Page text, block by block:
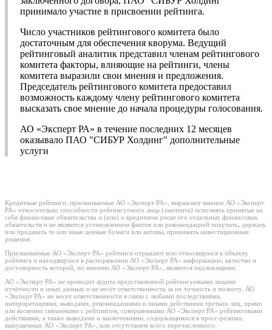
принимало участие в присвоении рейтинга.
Число участников рейтингового комитета было
достаточным для обеспечения кворума. Ведущий
рейтинговый аналитик представил членам рейтингового
комитета факторы, влияющие на рейтинги, члены
комитета выразили свои мнения и предложения.
Председатель рейтингового комитета предоставил
возможность каждому члену рейтингового комитета
высказать свое мнение до начала процедуры голосования.
АО «Эксперт РА» в течение последних 12 месяцев
оказывало ПАО "СИБУР Холдинг" дополнительные
услуги
Кредитные рейтинги, присваиваемые АО «Эксперт РА», выражают мнение АО «Эксперт
РА» относительно способности рейтингуемого лица (эмитента) исполнять принятые на
себя финансовые обязательства и (или) о кредитном риске его отдельных финансовых
обязательств и не являются установлением фактов или рекомендацией покупать, держать
или продавать те или иные ценные бумаги или активы, принимать инвестиционные
решения.
Присваиваемые АО «Эксперт РА» рейтинги отражают всю относящуюся к объекту
рейтинга и находящуюся в распоряжении АО «Эксперт РА» информацию, качество и
достоверность которой, по мнению АО «Эксперт РА», являются надлежащими.
АО «Эксперт РА» не проводит аудита представленной рейтингуемыми лицами
отчётности и иных данных и не несёт ответственность за их точность и полноту. АО
«Эксперт РА» не несет ответственности в связи с любыми последствиями,
интерпретациями, выводами, рекомендациями и иными действиями третьих лиц, прямо
или косвенно связанными с рейтингом, совершенными АО «Эксперт РА» рейтинговыми
действиями, а также выводами и заключениями, содержащимися в пресс-релизах,
выпущенных АО «Эксперт РА», или отсутствием всего перечисленного.